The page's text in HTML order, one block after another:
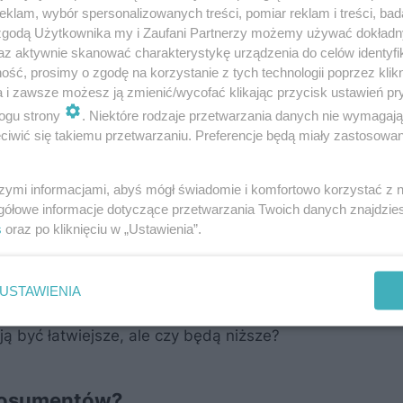
złożono ponad 120 tys. wniosków, w tym 113 tys. na
19 tys. - magazyn ciepła. Szósty nabór
23:00.
być łatwiejsze, ale czy będą niższe?
wybór spersonalizowanych treści, pomiar reklam i treści,
Użytkownika my i Zaufani Partnerzy możemy używać
aktywnie skanować charakterystykę urządzenia do celów
prosimy o zgodę na korzystanie z tych technologii poprzez
i zawsze możesz ją zmienić/wycofać klikając przycisk ustawień
strony
. Niektóre rodzaje przetwarzania danych nie
się takiemu przetwarzaniu. Preferencje będą miały
informacjami, abyś mógł świadomie i komfortowo korzystać z
informacje dotyczące przetwarzania Twoich danych
oraz po kliknięciu w „Ustawienia”.
USTAWIENIA